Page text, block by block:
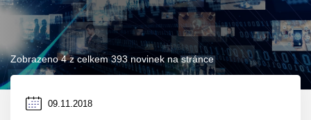
Zobrazeno 4 z celkem 393 novinek na stránce
Datum
09.11.2018